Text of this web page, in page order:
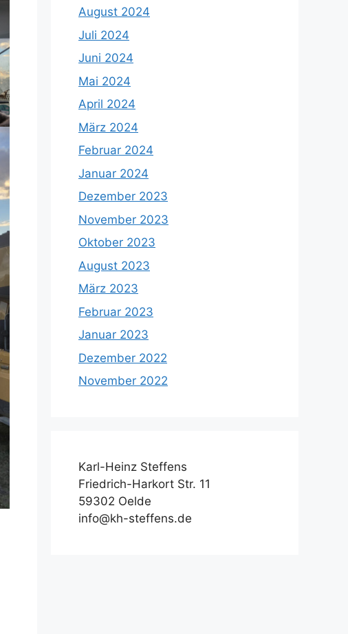
August 2024
Juli 2024
Juni 2024
Mai 2024
April 2024
März 2024
Februar 2024
Januar 2024
Dezember 2023
November 2023
Oktober 2023
August 2023
März 2023
Februar 2023
Januar 2023
Dezember 2022
November 2022
Karl-Heinz Steffens
Friedrich-Harkort Str. 11
59302 Oelde
info@kh-steffens.de